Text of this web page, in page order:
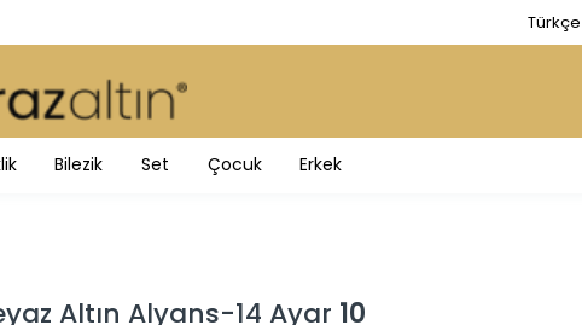
Türkçe
Bilezik Set Çocuk Erkek
Altın Alyans-14 Ayar 10